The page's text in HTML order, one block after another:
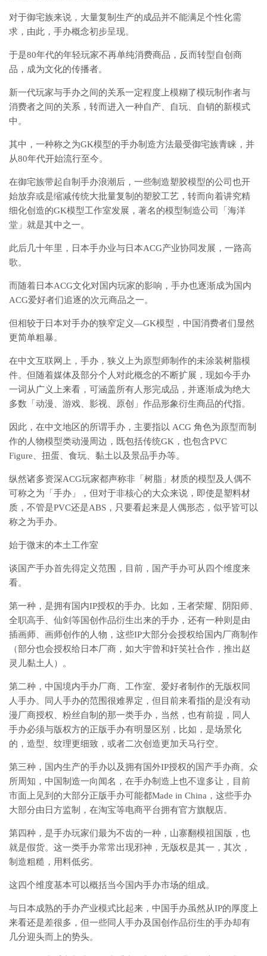
对于御宅族来说，大量复制生产的成品并不能满足个性化需
求，由此，手办概念初步呈现。
于是80年代的年轻玩家不再单纯消费商品，反而转型自创商
品，成为文化的传播者。
新一代玩家与手办之间的关系一定程度上模糊了模玩制作者与
消费者之间的关系，转而进入一种自产、自玩、自销的新模式
中。
其中，一种称之为GK模型的手办制造方法最受御宅族青睐，并
从80年代开始流行至今。
在御宅族带起自制手办浪潮后，一些制造塑胶模型的公司也开
始放弃或是缩减传统大批量复制的塑胶工艺，转而向着讲究精
细化创造的GK模型工作室发展，著名的模型制造公司「海洋
堂」就是其中之一。
此后几十年里，日本手办业与日本ACG产业协同发展，一路高
歌。
而随着日本ACG文化对国内玩家的影响，手办也逐渐成为国内
ACG爱好者们追逐的次元商品之一。
但相较于日本对手办的狭窄定义—GK模型，中国消费者们显然
更简单粗暴。
在中文互联网上，手办，狭义上为原型师制作的未涂装树脂模
件。但随着媒体及部分个人对此概念的不断扩展，现如今手办
一词从广义上来看，可涵盖所有人形完成品，并逐渐成为绝大
多数「动漫、游戏、影视、原创」作品形象衍生商品的代指。
因此，在中文地区的所谓手办，主要指以 ACG 角色为原型而制
作的人物模型类动漫周边，既包括传统GK，也包含PVC
Figure、扭蛋、食玩、黏土以及景品手办等。
纵然诸多资深ACG玩家都声称非「树脂」材质的模型及人偶不
可称之为「手办」，但对于非核心的大众来说，即使是塑料材
质，不管是PVC还是ABS，只要看起来是人偶形态，似乎皆可以
称之为手办。
始于微末的本土工作室
谈国产手办首先得定义范围，目前，国产手办可从四个维度来
看。
第一种，是拥有国内IP授权的手办。比如，王者荣耀、阴阳师、
全职高手、仙剑等国创作品衍生出来的手办，还有一种则是由
插画师、画师创作的人物，这些IP大部分会授权给国内厂商制作
（部分也会授权给日本厂商，如大宇曾和奸笑社合作，推出赵
灵儿黏土人）。
第二种，中国境内手办厂商、工作室、爱好者制作的无版权同
人手办。同人手办的范围很难界定，但目前来看指的是没有动
漫厂商授权、粉丝自制的那一类手办，当然，也有前提，同人
手办必须与版权方的正版手办有明显区别，比如，是场景化
的，造型、纹理更细致，或者二次创造更加天马行空。
第三种，国内生产的手办以及拥有国外IP授权的国产手办商。众
所周知，中国制造一向闻名，在手办制造上也不遑多让，目前
市面上见到的大部分正版手办可能都Made in China，这些手办
大部分由日方监制，在淘宝等电商平台拥有官方旗舰店。
第四种，是手办玩家们最为不齿的一种，山寨翻模祖国版，也
就是假货。这一类手办常常出现邪神，无版权是其一，其次，
制造粗糙，用料低劣。
这四个维度基本可以概括当今国内手办市场的组成。
与日本成熟的手办产业模式比起来，中国手办虽然从IP的厚度上
来看还是差很多，但一些同人手办及国创作品衍生的手办却有
几分迎头而上的势头。